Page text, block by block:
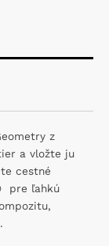
z
a vložte ju
cestné
pre ľahkú